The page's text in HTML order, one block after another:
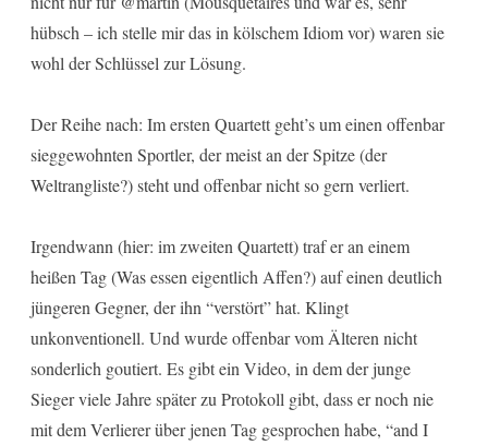
hübsch – ich stelle mir das in kölschem Idiom vor) waren sie
wohl der Schlüssel zur Lösung.
Der Reihe nach: Im ersten Quartett geht’s um einen offenbar
sieggewohnten Sportler, der meist an der Spitze (der
Weltrangliste?) steht und offenbar nicht so gern verliert.
Irgendwann (hier: im zweiten Quartett) traf er an einem
heißen Tag (Was essen eigentlich Affen?) auf einen deutlich
jüngeren Gegner, der ihn “verstört” hat. Klingt
unkonventionell. Und wurde offenbar vom Älteren nicht
sonderlich goutiert. Es gibt ein Video, in dem der junge
Sieger viele Jahre später zu Protokoll gibt, dass er noch nie
mit dem Verlierer über jenen Tag gesprochen habe, “and I